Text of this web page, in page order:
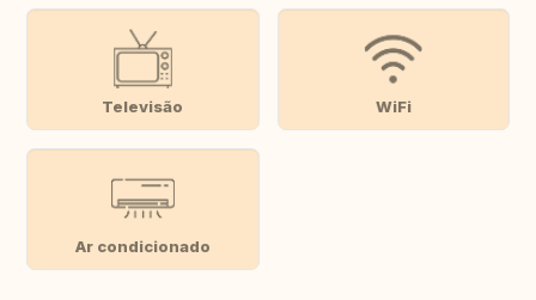
Televisão WiFi
Ar condicionado